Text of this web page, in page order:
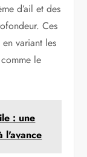
d’ail et des
Ces
variant les
le
: une
l'avance